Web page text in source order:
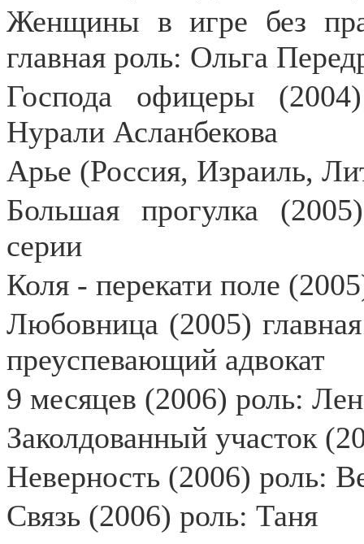
Женщины в игре без
главная роль: Ольга
Господа офицеры
Нурали Асланбекова
Арье (Россия, Израиль,
Большая прогулка
серии
Коля - перекати поле
Любовница (2005)
преуспевающий адвокат
9 месяцев (2006) роль:
Заколдованный участок
Неверность (2006) роль:
Связь (2006) роль: Таня